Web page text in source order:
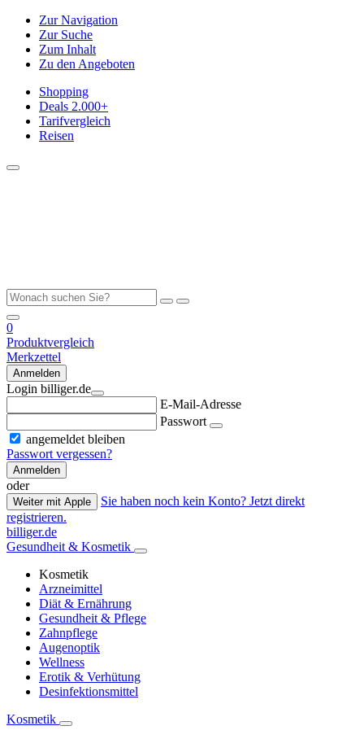
Zur Navigation
Zur Suche
Zum Inhalt
Zu den Angeboten
Shopping
Deals 2.000+
Tarifvergleich
Reisen
0
Produktvergleich
Merkzettel
Anmelden
Login billiger.de
E-Mail-Adresse
Passwort
angemeldet bleiben
Passwort vergessen?
Anmelden
oder
Weiter mit Apple
Sie haben noch kein Konto? Jetzt direkt
registrieren.
billiger.de
Gesundheit & Kosmetik
Kosmetik
Arzneimittel
Diät & Ernährung
Gesundheit & Pflege
Zahnpflege
Augenoptik
Wellness
Erotik & Verhütung
Desinfektionsmittel
Kosmetik